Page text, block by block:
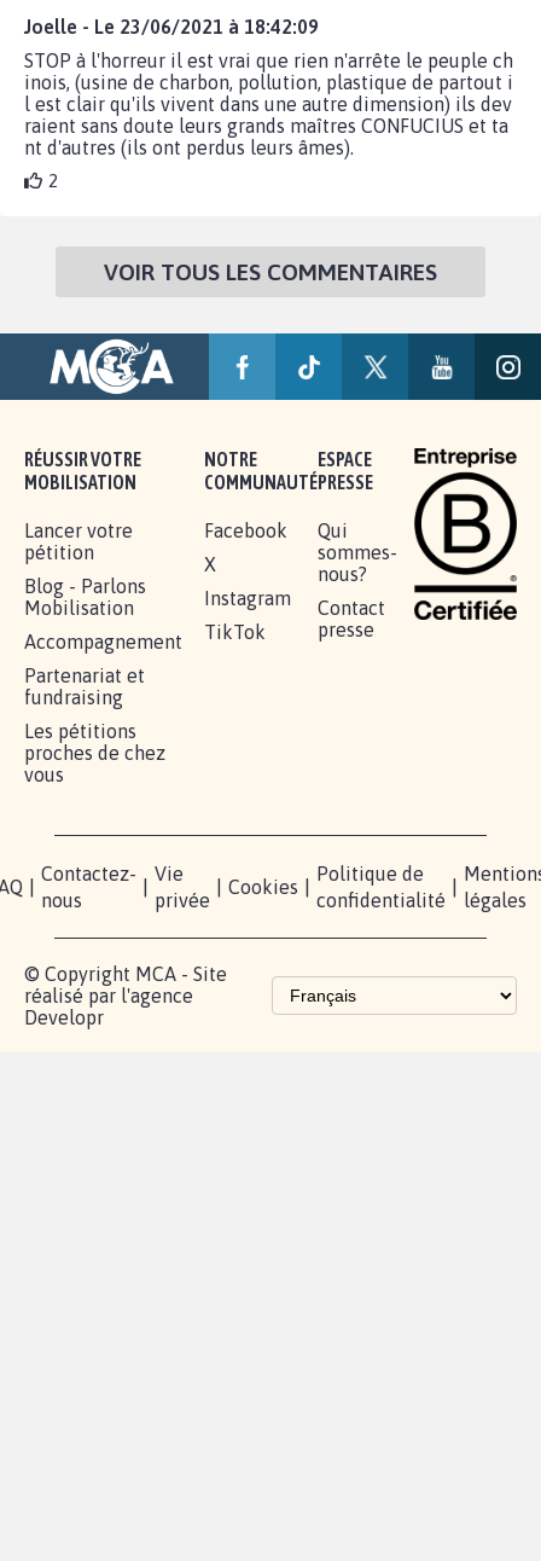
Joelle - Le 23/06/2021 à 18:42:09
STOP à l'horreur il est vrai que rien n'arrête le peuple ch
inois, (usine de charbon, pollution, plastique de partout i
l est clair qu'ils vivent dans une autre dimension) ils dev
raient sans doute leurs grands maîtres CONFUCIUS et ta
nt d'autres (ils ont perdus leurs âmes).
2
VOIR TOUS LES COMMENTAIRES
RÉUSSIR VOTRE
MOBILISATION
Lancer votre
pétition
Blog - Parlons
Mobilisation
Accompagnement
Partenariat et
fundraising
Les pétitions
proches de chez
vous
NOTRE
COMMUNAUTÉ
Facebook
X
Instagram
TikTok
ESPACE
PRESSE
Qui
sommes-
nous?
Contact
presse
Contactez-
nous
Vie
privée
Cookies
Politique de
confidentialité
légales
© Copyright MCA - Site
réalisé par l'agence
Developr